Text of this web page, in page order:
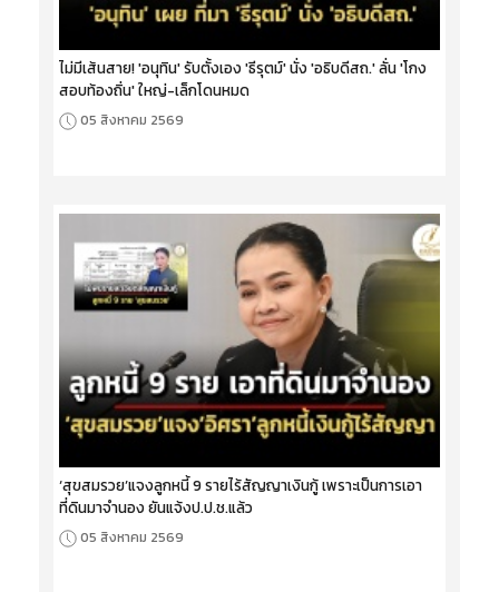
ไม่มีเส้นสาย! 'อนุทิน' รับตั้งเอง 'ธีรุตม์' นั่ง 'อธิบดีสถ.' ลั่น 'โกง
สอบท้องถิ่น' ใหญ่-เล็กโดนหมด
05 สิงหาคม 2569
‘สุขสมรวย’แจงลูกหนี้ 9 รายไร้สัญญาเงินกู้ เพราะเป็นการเอา
ที่ดินมาจำนอง ยันแจ้งป.ป.ช.แล้ว
05 สิงหาคม 2569